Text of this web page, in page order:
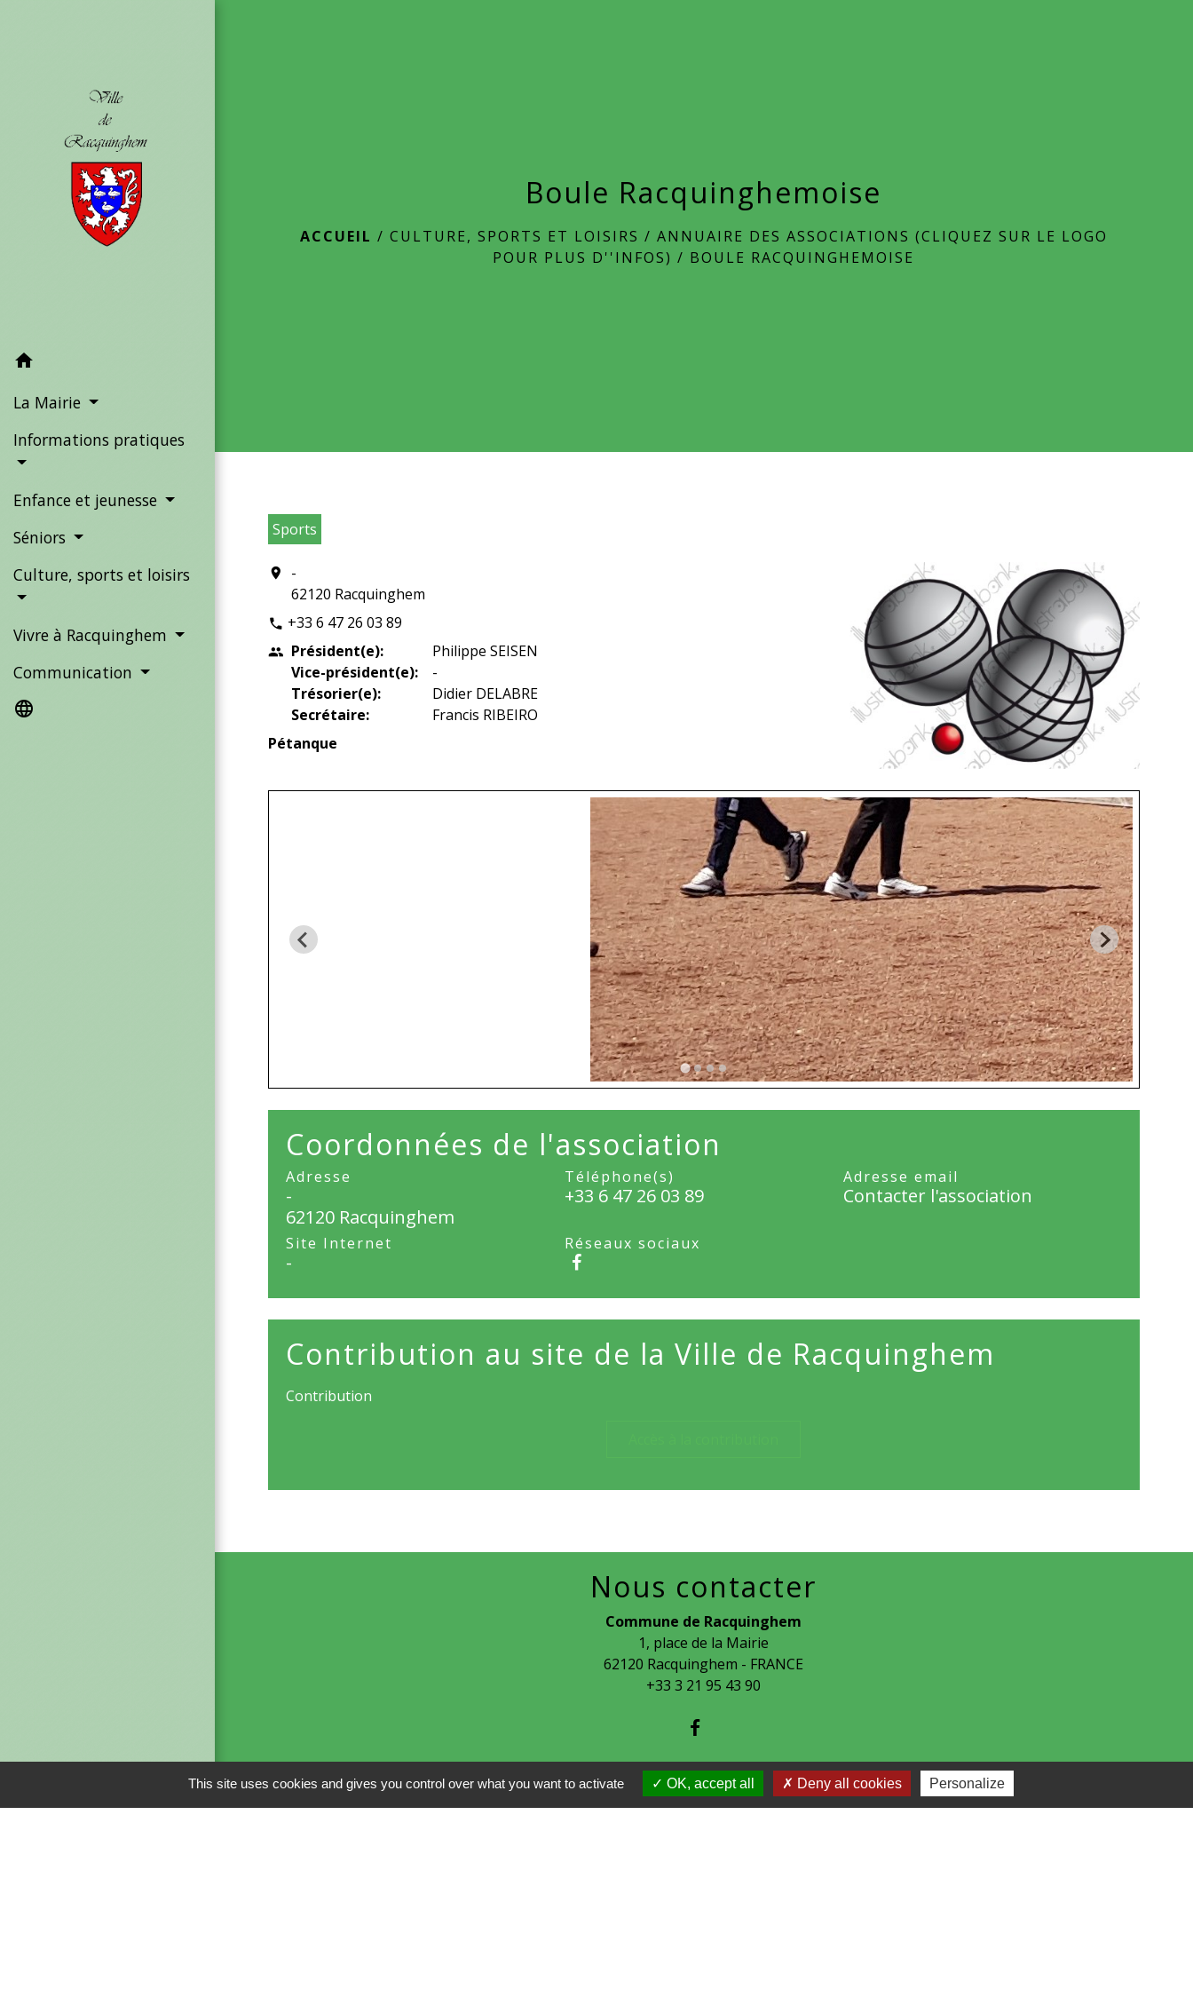
home
La Mairie
Informations pratiques
Enfance et jeunesse
Séniors
Culture, sports et loisirs
Vivre à Racquinghem
Communication
language
Boule Racquinghemoise
ACCUEIL / CULTURE, SPORTS ET LOISIRS / ANNUAIRE DES ASSOCIATIONS (CLIQUEZ SUR LE LOGO
POUR PLUS D''INFOS) / BOULE RACQUINGHEMOISE
Sports
location_on
-
62120 Racquinghem
phone +33 6 47 26 03 89
people Président(e):
Vice-président(e):
Trésorier(e):
Secrétaire:
Philippe SEISEN
-
Didier DELABRE
Francis RIBEIRO
Pétanque
Coordonnées de l'association
Adresse
-
62120 Racquinghem
Téléphone(s)
+33 6 47 26 03 89
Adresse email
Contacter l'association
Site Internet
-
Réseaux sociaux
Contribution au site de la Ville de Racquinghem
Contribution
Nous contacter
Commune de Racquinghem
1, place de la Mairie
62120 Racquinghem - FRANCE
+33 3 21 95 43 90
This site uses cookies and gives you control over what you want to activate OK, accept all Deny all cookies Personalize